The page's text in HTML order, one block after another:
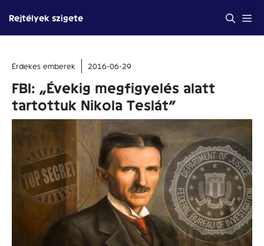
tartalomba
Rejtélyek szigete
Érdekes emberek 2016-06-29
FBI: „Évekig megfigyelés alatt
tartottuk Nikola Teslát”